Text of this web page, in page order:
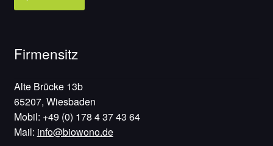
Firmensitz
Alte Brücke 13b
65207, Wiesbaden
Mobil: +49 (0) 178 4 37 43 64
Mail: info@biowono.de